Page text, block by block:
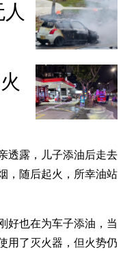
透露，儿子添油后走去
，随后起火，所幸油站
好也在为车子添油，当
用了灭火器，但火势仍